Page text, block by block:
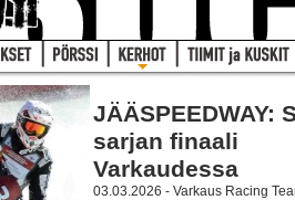
JÄÄSPEEDWAY:
sarjan finaali
Varkaudessa
03.03.2026 - Varkaus Racing